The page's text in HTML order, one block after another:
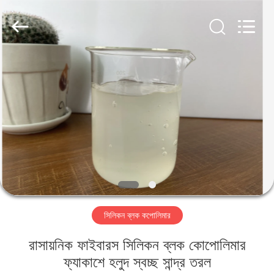
পণ্য
আমাদের
সম্পর্কে
কারখানা
Materials
Co.,
Ltd.
All
Rights
সিলিকন ব্লক কপোলিমার
রাসায়নিক ফাইবারস সিলিকন ব্লক কোপোলিমার
ফ্যাকাশে হলুদ স্বচ্ছ সান্দ্র তরল